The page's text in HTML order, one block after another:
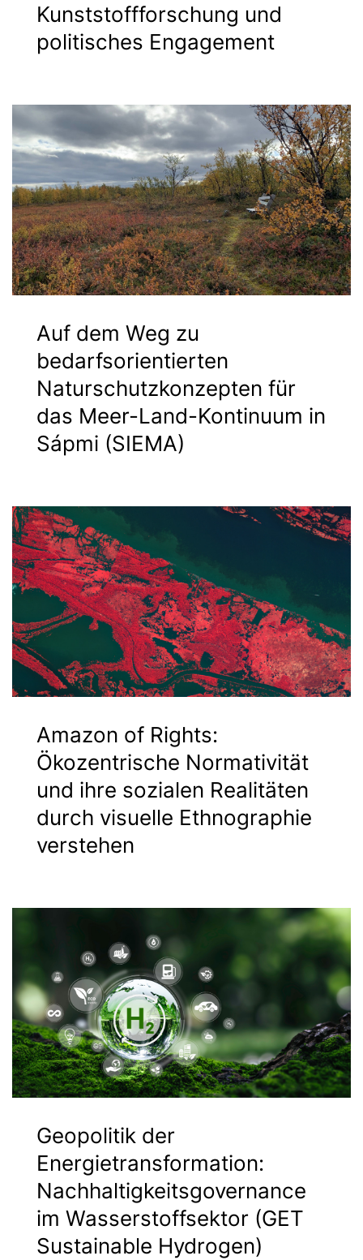
Kunststoffforschung und
politisches Engagement
Auf dem Weg zu
bedarfsorientierten
Naturschutzkonzepten für
das Meer-Land-Kontinuum in
Sápmi (SIEMA)
Amazon of Rights:
Ökozentrische Normativität
und ihre sozialen Realitäten
durch visuelle Ethnographie
verstehen
Geopolitik der
Energietransformation:
Nachhaltigkeitsgovernance
im Wasserstoffsektor (GET
Sustainable Hydrogen)